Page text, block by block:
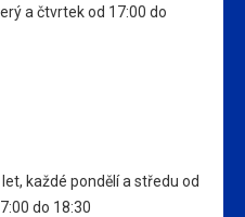
a čtvrtek od 17:00 do
každé pondělí a středu od
do 18:30